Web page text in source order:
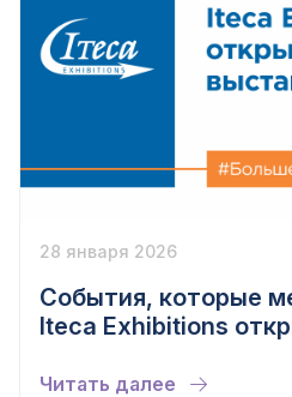
28 января 2026
События, которые
Iteca Exhibitions
Читать далее